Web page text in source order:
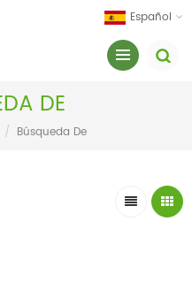
Español
DE
/ Búsqueda De